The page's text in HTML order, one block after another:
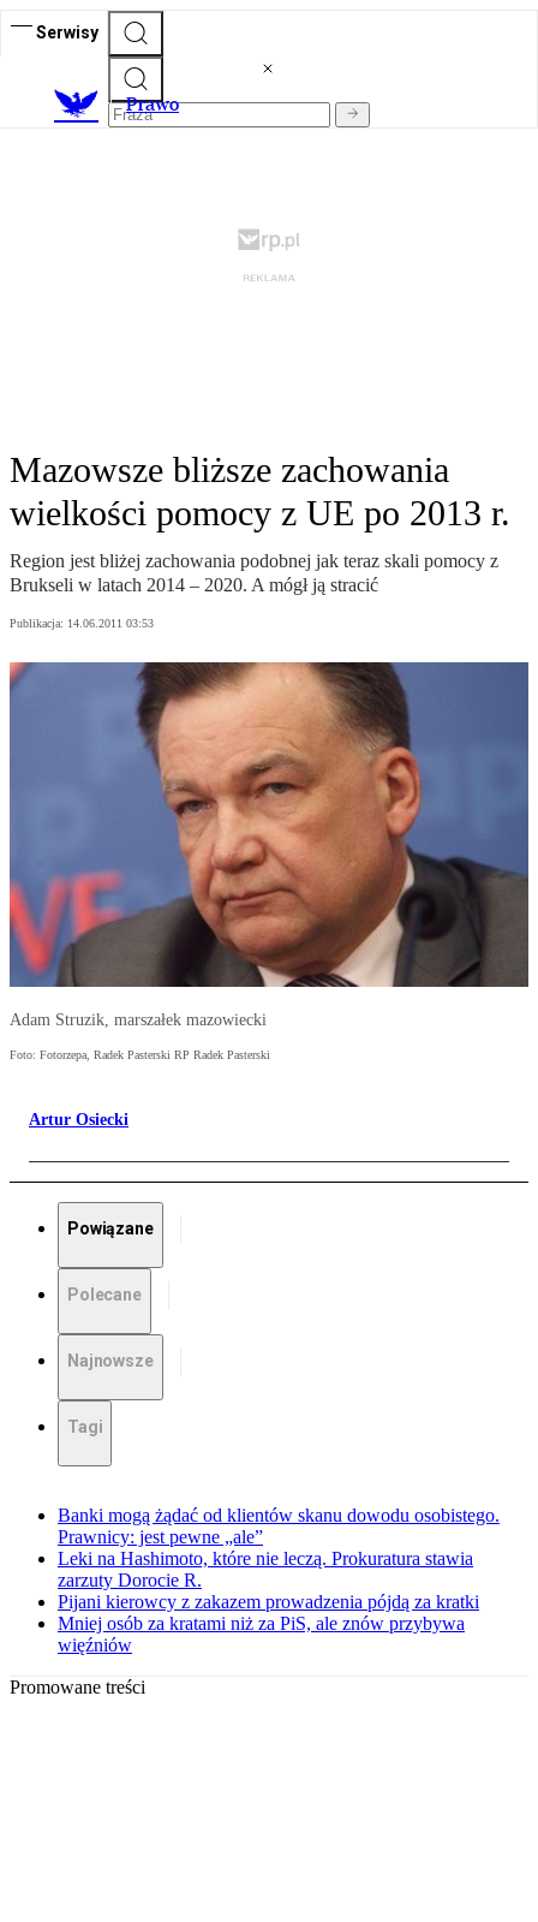
Serwisy
Prawo
Mazowsze bliższe zachowania
wielkości pomocy z UE po 2013 r.
Region jest bliżej zachowania podobnej jak teraz skali pomocy z
Brukseli w latach 2014 – 2020. A mógł ją stracić
Publikacja: 14.06.2011 03:53
Adam Struzik, marszałek mazowiecki
Foto: Fotorzepa, Radek Pasterski RP Radek Pasterski
Artur Osiecki
Powiązane
Polecane
Najnowsze
Tagi
Banki mogą żądać od klientów skanu dowodu osobistego.
Prawnicy: jest pewne „ale”
Leki na Hashimoto, które nie leczą. Prokuratura stawia
zarzuty Dorocie R.
Pijani kierowcy z zakazem prowadzenia pójdą za kratki
Mniej osób za kratami niż za PiS, ale znów przybywa
więźniów
Promowane treści